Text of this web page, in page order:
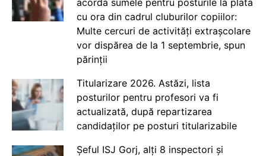
acorda sumele pentru posturile la plata
cu ora din cadrul cluburilor copiilor:
Multe cercuri de activități extrașcolare
vor dispărea de la 1 septembrie, spun
părinții
Titularizare 2026. Astăzi, lista
posturilor pentru profesori va fi
actualizată, după repartizarea
candidaților pe posturi titularizabile
Șeful ISJ Gorj, alți 8 inspectori și